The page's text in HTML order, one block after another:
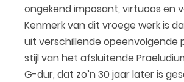
ongekend imposant, virtuoos en
Kenmerk van dit vroege werk is
uit verschillende opeenvolgende
stijl van het afsluitende
G-dur, dat zo’n 30 jaar later is